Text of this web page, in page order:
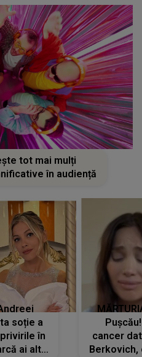
tot mai mulți
în audiență
soție a
în
ai altă
cancer